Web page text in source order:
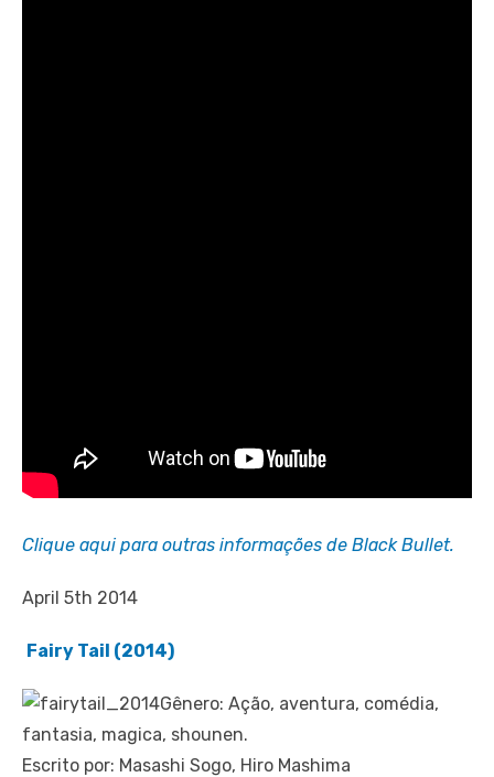
Clique aqui para outras informações de Black Bullet.
April 5th 2014
Fairy Tail (2014)
Gênero: Ação, aventura, comédia,
fantasia, magica, shounen.
Escrito por: Masashi Sogo, Hiro Mashima